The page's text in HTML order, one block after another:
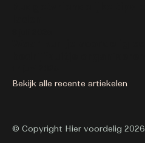
Bekijk alle recente artiekelen
© Copyright Hier voordelig 2026